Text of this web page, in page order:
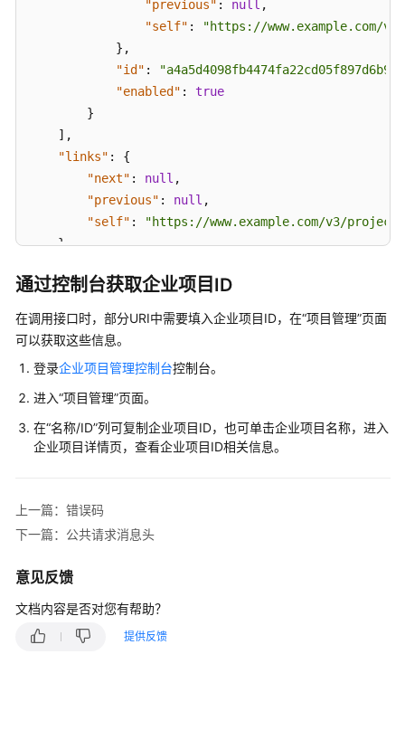
览
用
历
史
应
用
权
和
授
权
"previous" : null ,
"self" :
"https://www.example.com/
} ,
"id" :
"a4a5d4098fb4474fa22cd05f897d6b99"
"enabled" :
true
}
] ,
"links" :
{
"next" : null ,
"previous" : null ,
"self" :
"https://www.example.com/v3/
}
通过控制台获取企业项目ID
在调用接口时，部分URI中需要填入企业项目ID，在“项目管理”页面
可以获取这些信息。
登录企业项目管理控制台控制台。
进入“项目管理”页面。
在“名称/ID”列可复制企业项目ID，也可单击企业项目名称，进入
企业项目详情页，查看企业项目ID相关信息。
上一篇：错误码
下一篇：公共请求消息头
意见反馈
文档内容是否对您有帮助？
提供反馈